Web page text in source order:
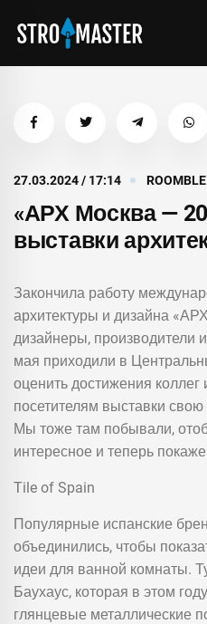
27.03.2024 / 17:14
«АРХ Москва —
выставки
Закончила работу
архитектуры и дизайна
дизайнеры, производители
мая приходили в
оценить достижения
посетителям выставки
Мы тоже там побывали,
интересное и теперь
Tile of Spain
Популярные испанские
объединились, чтобы
идеи для ванной комнаты.
Баухаус, которая в этом
глянцевые металлические